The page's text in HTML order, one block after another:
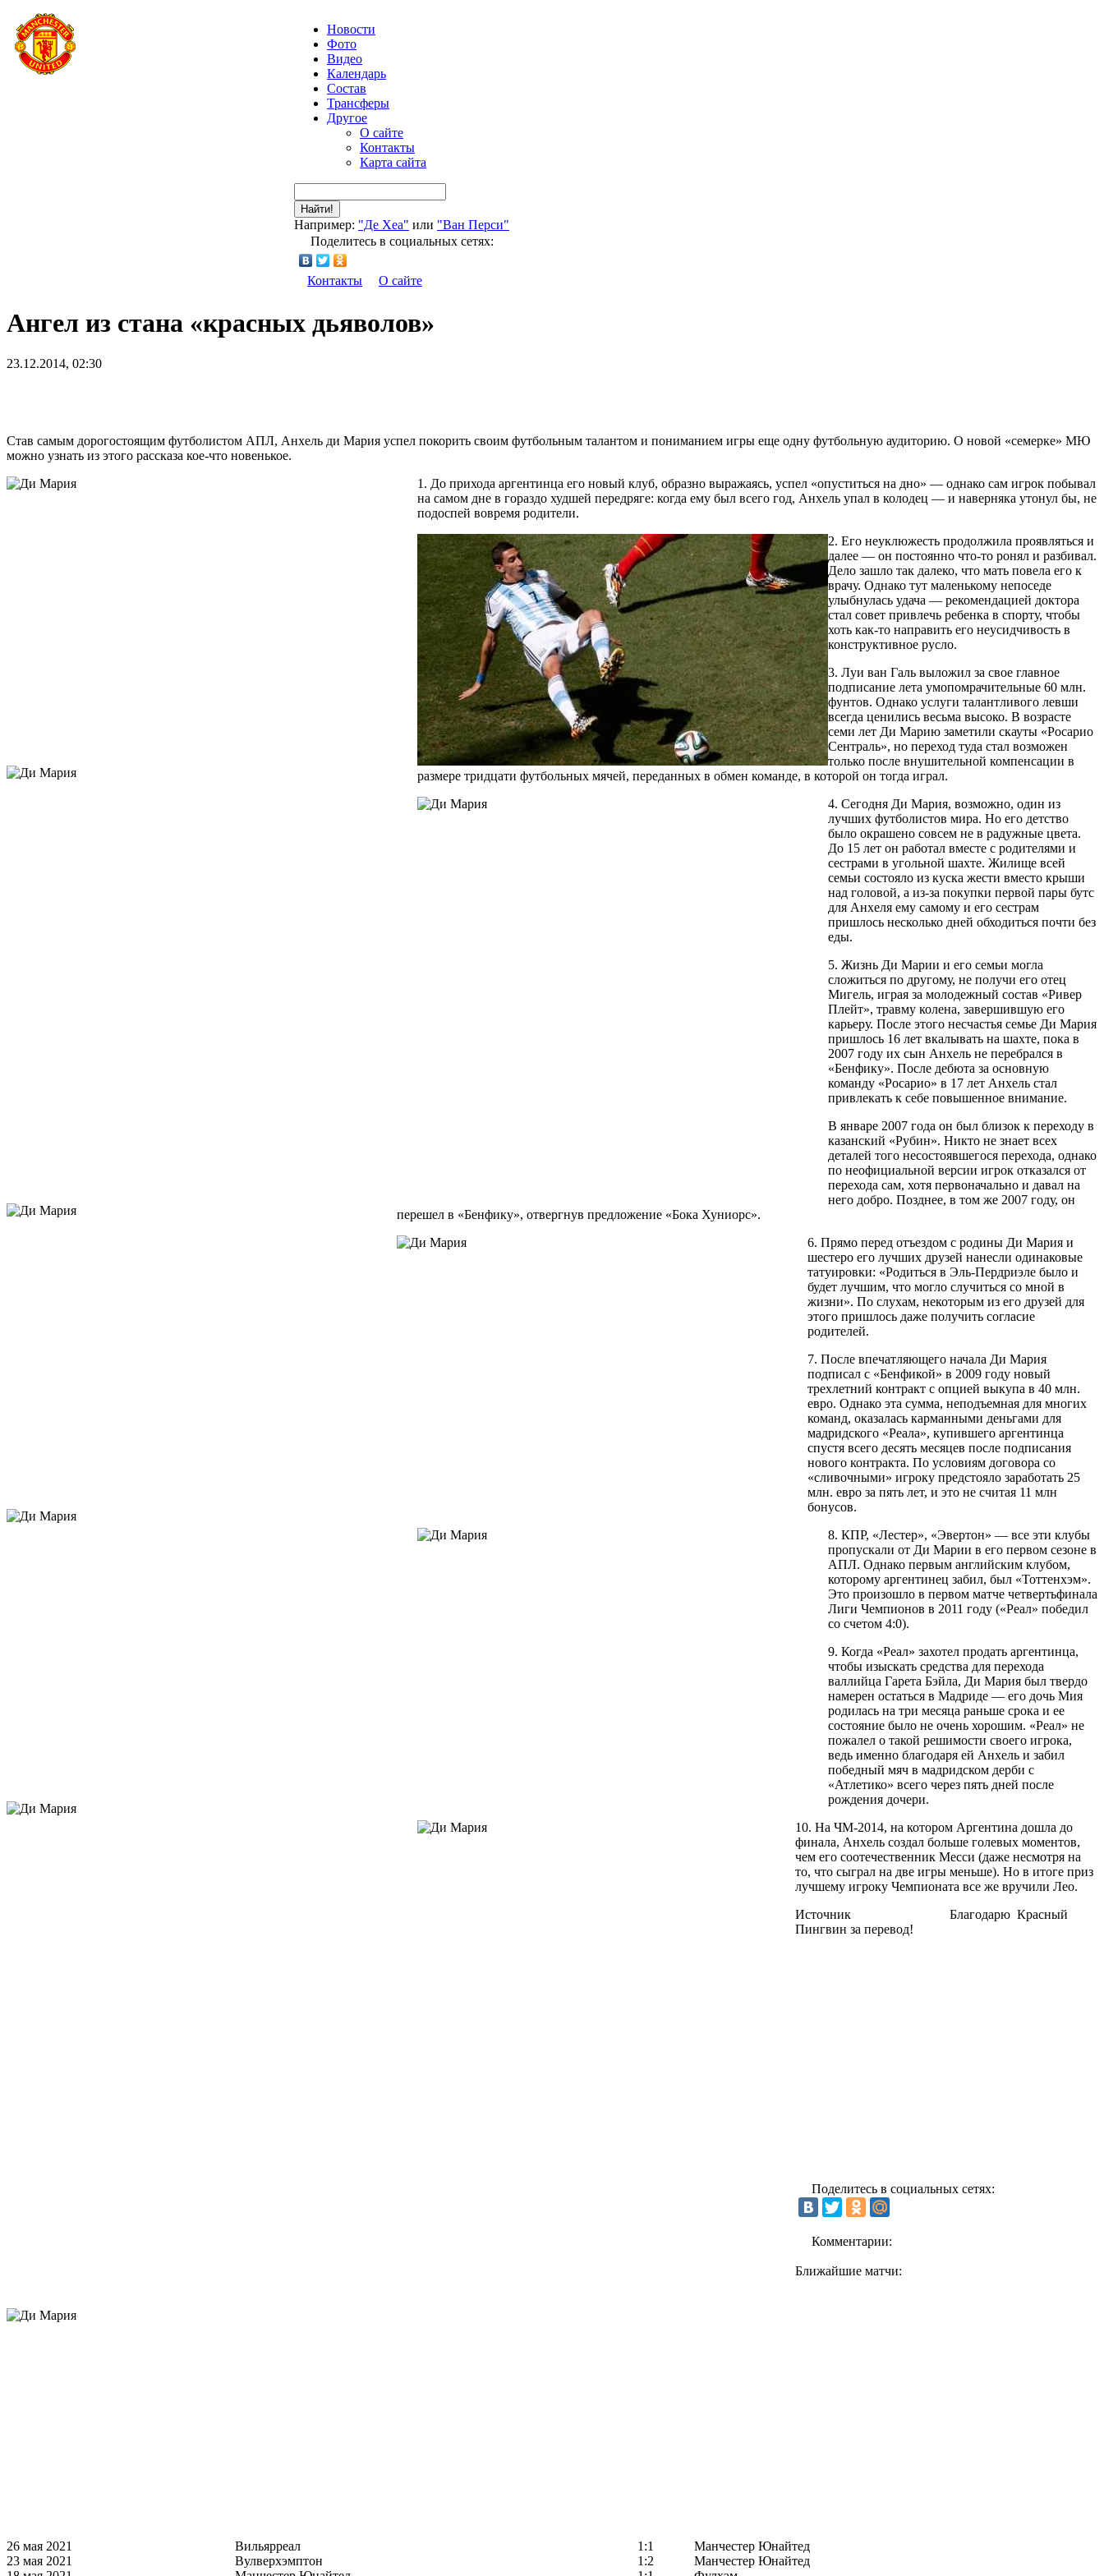
Новости
Фото
Видео
Календарь
Состав
Трансферы
Другое
О сайте
Контакты
Карта сайта
Найти!
Например: "Де Хеа" или "Ван Перси"
Поделитесь в социальных сетях:
Контакты О сайте
Ангел из стана «красных дьяволов»
23.12.2014, 02:30
Став самым дорогостоящим футболистом АПЛ, Анхель ди Мария успел покорить своим футбольным талантом и пониманием игры еще одну футбольную аудиторию. О новой «семерке» МЮ
можно узнать из этого рассказа кое-что новенькое.
1. До прихода аргентинца его новый клуб, образно выражаясь, успел «опуститься на дно» — однако сам игрок побывал
на самом дне в гораздо худшей передряге: когда ему был всего год, Анхель упал в колодец — и наверняка утонул бы, не
подоспей вовремя родители.
2. Его неуклюжесть продолжила проявляться и
далее — он постоянно что-то ронял и разбивал.
Дело зашло так далеко, что мать повела его к
врачу. Однако тут маленькому непоседе
улыбнулась удача — рекомендацией доктора
стал совет привлечь ребенка в спорту, чтобы
хоть как-то направить его неусидчивость в
конструктивное русло.
3. Луи ван Галь выложил за свое главное
подписание лета умопомрачительные 60 млн.
фунтов. Однако услуги талантливого левши
всегда ценились весьма высоко. В возрасте
семи лет Ди Марию заметили скауты «Росарио
Сентраль», но переход туда стал возможен
только после внушительной компенсации в
размере тридцати футбольных мячей, переданных в обмен команде, в которой он тогда играл.
4. Сегодня Ди Мария, возможно, один из
лучших футболистов мира. Но его детство
было окрашено совсем не в радужные цвета.
До 15 лет он работал вместе с родителями и
сестрами в угольной шахте. Жилище всей
семьи состояло из куска жести вместо крыши
над головой, а из-за покупки первой пары бутс
для Анхеля ему самому и его сестрам
пришлось несколько дней обходиться почти без
еды.
5. Жизнь Ди Марии и его семьи могла
сложиться по другому, не получи его отец
Мигель, играя за молодежный состав «Ривер
Плейт», травму колена, завершившую его
карьеру. После этого несчастья семье Ди Мария
пришлось 16 лет вкалывать на шахте, пока в
2007 году их сын Анхель не перебрался в
«Бенфику». После дебюта за основную
команду «Росарио» в 17 лет Анхель стал
привлекать к себе повышенное внимание.
В январе 2007 года он был близок к переходу в
казанский «Рубин». Никто не знает всех
деталей того несостоявшегося перехода, однако
по неофициальной версии игрок отказался от
перехода сам, хотя первоначально и давал на
него добро. Позднее, в том же 2007 году, он
перешел в «Бенфику», отвергнув предложение «Бока Хуниорс».
6. Прямо перед отъездом с родины Ди Мария и
шестеро его лучших друзей нанесли одинаковые
татуировки: «Родиться в Эль-Пердриэле было и
будет лучшим, что могло случиться со мной в
жизни». По слухам, некоторым из его друзей для
этого пришлось даже получить согласие
родителей.
7. После впечатляющего начала Ди Мария
подписал с «Бенфикой» в 2009 году новый
трехлетний контракт с опцией выкупа в 40 млн.
евро. Однако эта сумма, неподъемная для многих
команд, оказалась карманными деньгами для
мадридского «Реала», купившего аргентинца
спустя всего десять месяцев после подписания
нового контракта. По условиям договора со
«сливочными» игроку предстояло заработать 25
млн. евро за пять лет, и это не считая 11 млн
бонусов.
8. КПР, «Лестер», «Эвертон» — все эти клубы
пропускали от Ди Марии в его первом сезоне в
АПЛ. Однако первым английским клубом,
которому аргентинец забил, был «Тоттенхэм».
Это произошло в первом матче четвертьфинала
Лиги Чемпионов в 2011 году («Реал» победил
со счетом 4:0).
9. Когда «Реал» захотел продать аргентинца,
чтобы изыскать средства для перехода
валлийца Гарета Бэйла, Ди Мария был твердо
намерен остаться в Мадриде — его дочь Мия
родилась на три месяца раньше срока и ее
состояние было не очень хорошим. «Реал» не
пожалел о такой решимости своего игрока,
ведь именно благодаря ей Анхель и забил
победный мяч в мадридском дерби с
«Атлетико» всего через пять дней после
рождения дочери.
10. На ЧМ-2014, на котором Аргентина дошла до
финала, Анхель создал больше голевых моментов,
чем его соотечественник Месси (даже несмотря на
то, что сыграл на две игры меньше). Но в итоге приз
лучшему игроку Чемпионата все же вручили Лео.
Источник Благодарю Красный
Пингвин за перевод!
Поделитесь в социальных сетях:
Комментарии:
Ближайшие матчи:
26 мая 2021 Вильярреал 1:1
Манчестер Юнайтед
23 мая 2021
Вулверхэмптон 1:2
Манчестер Юнайтед